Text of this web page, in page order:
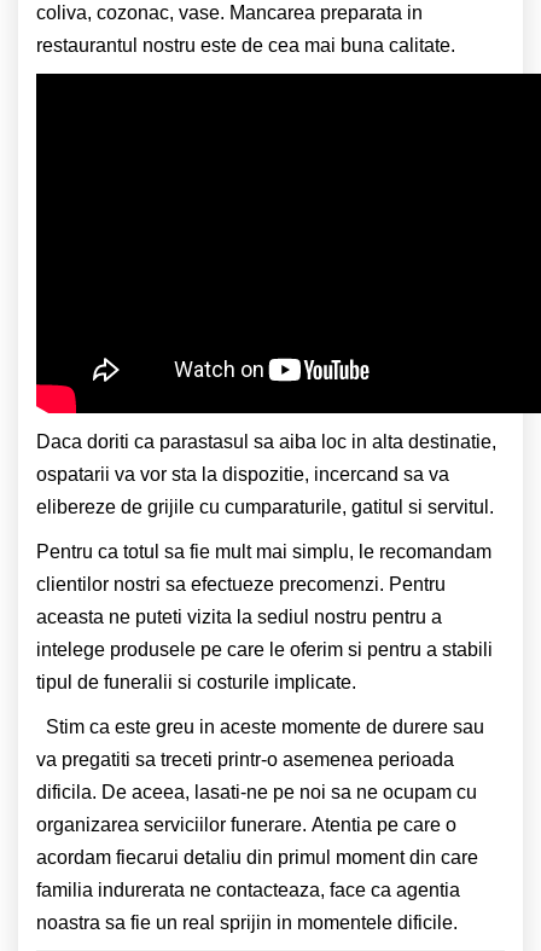
coliva, cozonac, vase. Mancarea preparata in
restaurantul nostru este de cea mai buna calitate.
Daca doriti ca parastasul sa aiba loc in alta destinatie,
ospatarii va vor sta la dispozitie, incercand sa va
elibereze de grijile cu cumparaturile, gatitul si servitul.
Pentru ca totul sa fie mult mai simplu, le recomandam
clientilor nostri sa efectueze precomenzi. Pentru
aceasta ne puteti vizita la sediul nostru pentru a
intelege produsele pe care le oferim si pentru a stabili
tipul de funeralii si costurile implicate.
Stim ca este greu in aceste momente de durere sau
va pregatiti sa treceti printr-o asemenea perioada
dificila. De aceea, lasati-ne pe noi sa ne ocupam cu
organizarea serviciilor funerare. Atentia pe care o
acordam fiecarui detaliu din primul moment din care
familia indurerata ne contacteaza, face ca agentia
noastra sa fie un real sprijin in momentele dificile.